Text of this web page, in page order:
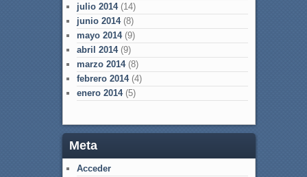
julio 2014(14)
junio 2014(8)
mayo 2014(9)
abril 2014(9)
marzo 2014(8)
febrero 2014(4)
enero 2014(5)
Meta
Acceder